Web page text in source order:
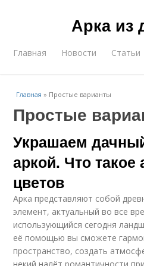
Арка из
Главная Новости Статьи
Главная » Простые варианты
Простые
Украшаем
аркой. Что такое
цветов
Арка представляют собой
элемент, актуальный во все
использующийся сегодня
её помощью вы сможете
пространство, создать